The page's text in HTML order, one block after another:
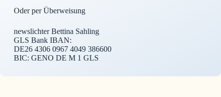
Oder per Überweisung
newslichter Bettina Sahling
GLS Bank IBAN:
DE26 4306 0967 4049 386600
BIC: GENO DE M 1 GLS